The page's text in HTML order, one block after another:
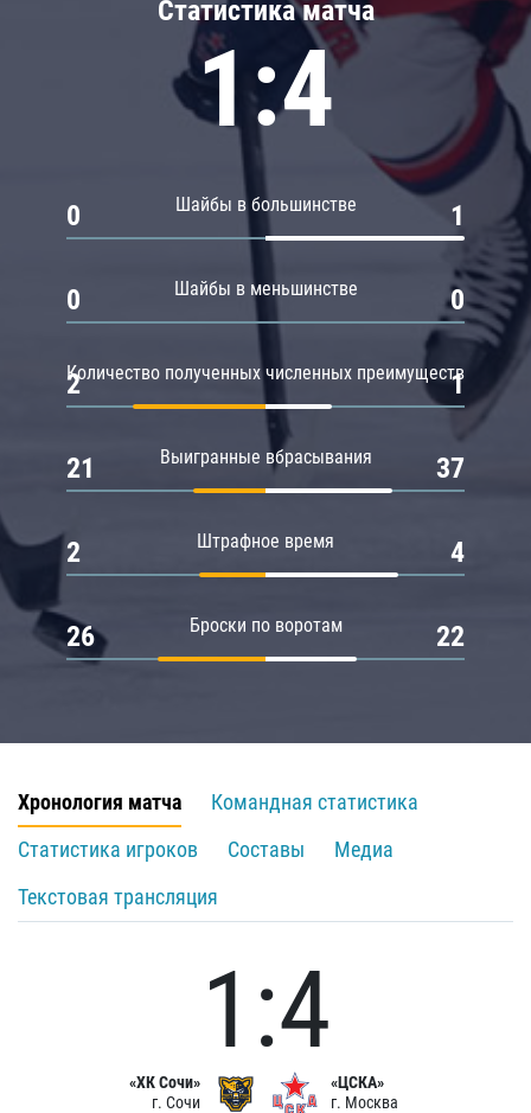
Статистика матча
1:4
Шайбы в большинстве
0 1
Шайбы в меньшинстве
0 0
Количество полученных численных преимуществ
2 1
Выигранные вбрасывания
21 37
Штрафное время
2 4
Броски по воротам
26 22
Хронология матча
Командная статистика
Статистика игроков
Составы
Медиа
Текстовая трансляция
«ХК Сочи»
г. Сочи
1:4
«ЦСКА»
г. Москва